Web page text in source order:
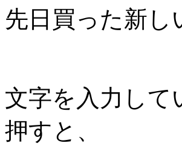
先日買った新し
文字を入力して
押すと、